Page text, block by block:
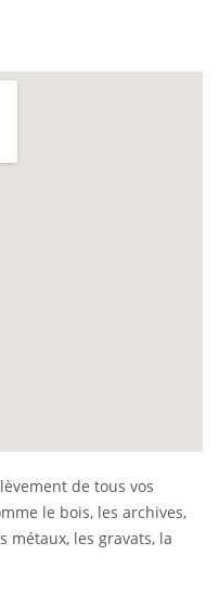
de tous vos
le bois, les archives,
métaux, les gravats, la